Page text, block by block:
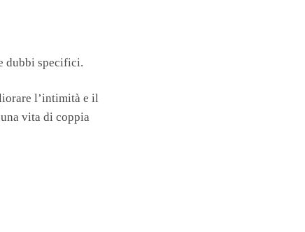
dubbi specifici.
l’intimità e il
vita di coppia